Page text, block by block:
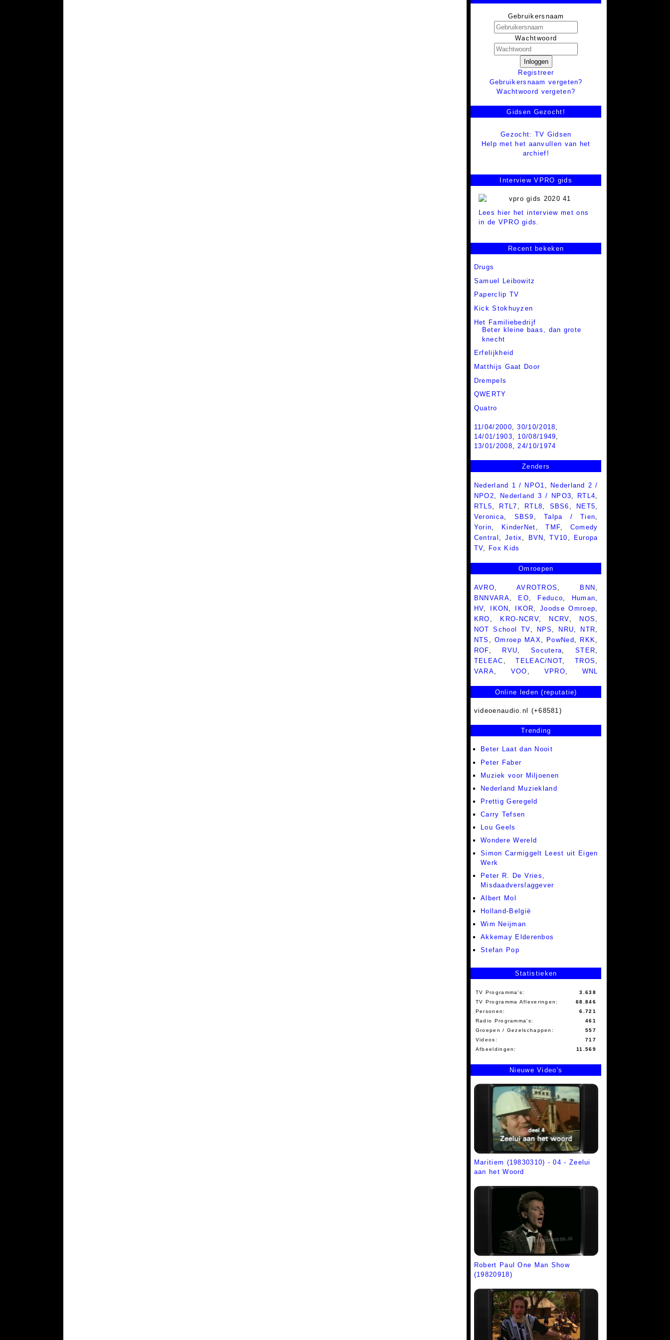
Gebruikersnaam
Wachtwoord
Inloggen
Registreer
Gebruikersnaam vergeten?
Wachtwoord vergeten?
Gidsen Gezocht!
Gezocht: TV Gidsen
Help met het aanvullen van het
archief!
Interview VPRO gids
Lees hier het interview met ons
in de VPRO gids.
Recent bekeken
Drugs
Samuel Leibowitz
Paperclip TV
Kick Stokhuyzen
Het Familiebedrijf
Beter kleine baas, dan grote
knecht
Erfelijkheid
Matthijs Gaat Door
Drempels
QWERTY
Quatro
11/04/2000,30/10/2018,
14/01/1903, 10/08/1949,
13/01/2008,24/10/1974
Zenders
Nederland 1 / NPO1
Nederland 2 /
NPO2
Nederland 3 / NPO3 RTL4
RTL5
RTL7 RTL8 SBS6 NET5
Veronica
SBS9 ,Talpa / Tien
Yorin
KinderNet ,TMF
Comedy
Central
Jetix BVN ,TV10
Europa
TV
Fox Kids
Omroepen
AVRO, AVROTROS , BNN ,
BNNVARA, EO, Feduco, Human,
HV, IKON , IKOR,Joodse Omroep,
KRO , KRO-NCRV, NCRV, NOS ,
NOT School TV, NPS , NRU, NTR,
NTS ,Omroep MAX, PowNed , RKK,
ROF, RVU, Socutera,STER,
TELEAC ,TELEAC/NOT,TROS ,
VARA, VOO , VPRO, WNL
Online leden (reputatie)
videoenaudio.nl (+68581)
Trending
Beter Laat dan Nooit
Peter Faber
Muziek voor Miljoenen
Nederland Muziekland
Prettig Geregeld
Carry Tefsen
Lou Geels
Wondere Wereld
Simon Carmiggelt Leest uit Eigen
Werk
Peter R. De Vries,
Misdaadverslaggever
Albert Mol
Holland-België
Wim Neijman
Akkemay Elderenbos
Stefan Pop
Statistieken
TV Programma's:
3.638
TV Programma Afleveringen:
68.846
Personen:
6.721
Radio Programma's:
461
Groepen / Gezelschappen:
557
Videos:
717
Afbeeldingen:
11.569
Nieuwe Video's
Maritiem (19830310) - 04 - Zeelui
aan het Woord
Robert Paul One Man Show
(19820918)